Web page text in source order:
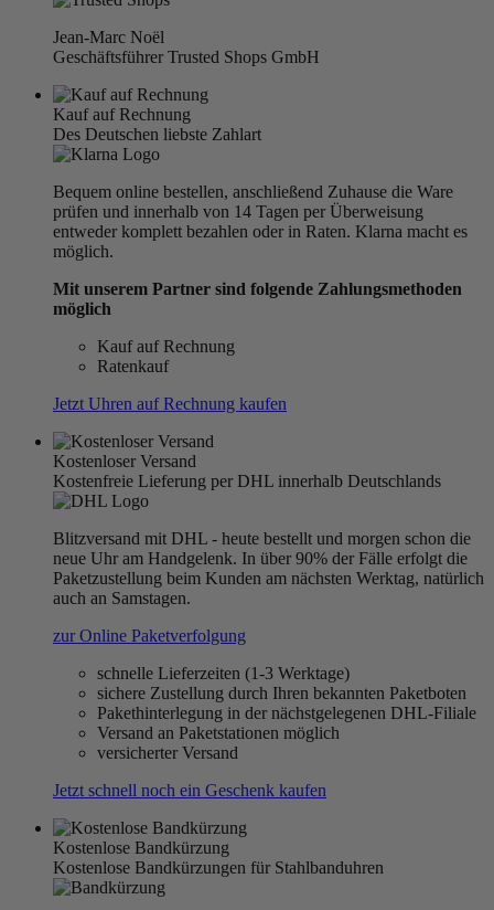
Jean-Marc Noël
Geschäftsführer Trusted Shops GmbH
Kauf auf Rechnung
Des Deutschen liebste Zahlart
Bequem online bestellen, anschließend Zuhause die Ware
prüfen und innerhalb von 14 Tagen per Überweisung
entweder komplett bezahlen oder in Raten. Klarna macht es
möglich.
Mit unserem Partner sind folgende Zahlungsmethoden
möglich
Kauf auf Rechnung
Ratenkauf
Jetzt Uhren auf Rechnung kaufen
Kostenloser Versand
Kostenfreie Lieferung per DHL innerhalb Deutschlands
Blitzversand mit DHL - heute bestellt und morgen schon die
neue Uhr am Handgelenk. In über 90% der Fälle erfolgt die
Paketzustellung beim Kunden am nächsten Werktag, natürlich
auch an Samstagen.
zur Online Paketverfolgung
schnelle Lieferzeiten (1-3 Werktage)
sichere Zustellung durch Ihren bekannten Paketboten
Pakethinterlegung in der nächstgelegenen DHL-Filiale
Versand an Paketstationen möglich
versicherter Versand
Jetzt schnell noch ein Geschenk kaufen
Kostenlose Bandkürzung
Kostenlose Bandkürzungen für Stahlbanduhren